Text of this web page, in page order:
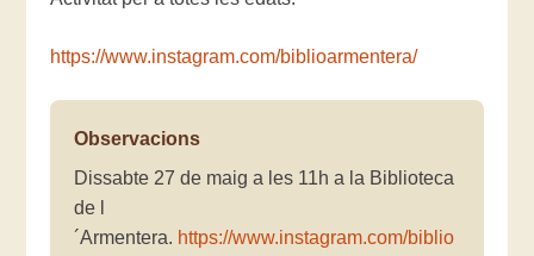
https://www.instagram.com/biblioarmentera/
Observacions
Dissabte 27 de maig a les 11h a la Biblioteca
de l
´Armentera. https://www.instagram.com/biblio